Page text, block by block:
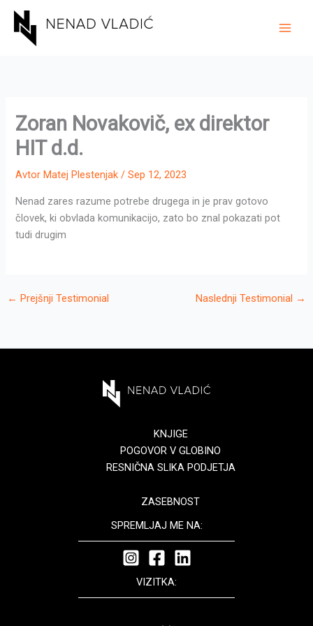
Skip
content
Zoran Novakovič, ex direktor
HIT d.d.
Avtor Matej Plestenjak/Sep 12, 2023
Nenad zares razume potrebe drugega in je prav gotovo
človek, ki obvlada komunikacijo, zato bo znal pokazati pot
tudi drugim
← Prejšnji Testimonial Naslednji Testimonial →
KNJIGE
POGOVOR V GLOBINO
RESNIČNA SLIKA PODJETJA
ZASEBNOST
SPREMLJAJ ME NA:
VIZITKA: